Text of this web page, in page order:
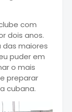
com
dois anos.
das maiores
puder em
o mais
preparar
cubana.